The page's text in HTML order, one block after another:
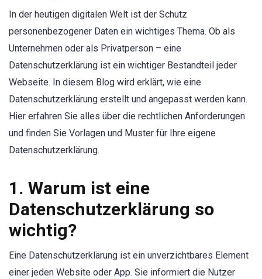
In der heutigen digitalen Welt ist der Schutz
personenbezogener Daten ein wichtiges Thema. Ob als
Unternehmen oder als Privatperson – eine
Datenschutzerklärung ist ein wichtiger Bestandteil jeder
Webseite. In diesem Blog wird erklärt, wie eine
Datenschutzerklärung erstellt und angepasst werden kann.
Hier erfahren Sie alles über die rechtlichen Anforderungen
und finden Sie Vorlagen und Muster für Ihre eigene
Datenschutzerklärung.
1. Warum ist eine
Datenschutzerklärung so
wichtig?
Eine Datenschutzerklärung ist ein unverzichtbares Element
einer jeden Website oder App. Sie informiert die Nutzer